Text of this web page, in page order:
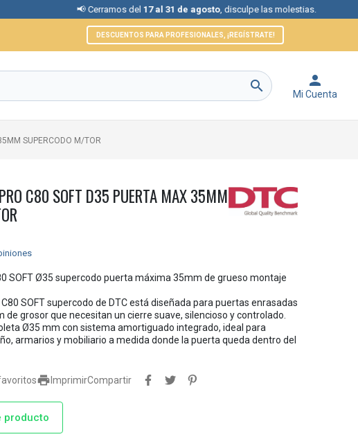
📢 Cerramos del17 al 31 de agosto , disculpe las molestias. 📞
DESCUENTOS PARA PROFESIONALES, ¡REGÍSTRATE!
 
Mi Cuenta
SUPERCODO M/TOR
C80 SOFT D35 PUERTA MAX 35MM
SOFT Ø35 supercodo puerta máxima 35mm de grueso montaje
C80 SOFT supercodo de DTC está diseñada para puertas enrasadas
de grosor que necesitan un cierre suave, silencioso y controlado.
Ø35 mm con sistema amortiguado integrado, ideal para
armarios y mobiliario a medida donde la puerta queda dentro del
 ImprimirCompartir
producto